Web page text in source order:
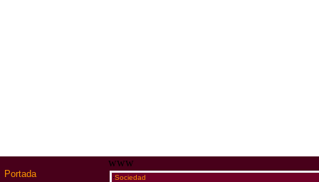
Portada
www
·Sociedad